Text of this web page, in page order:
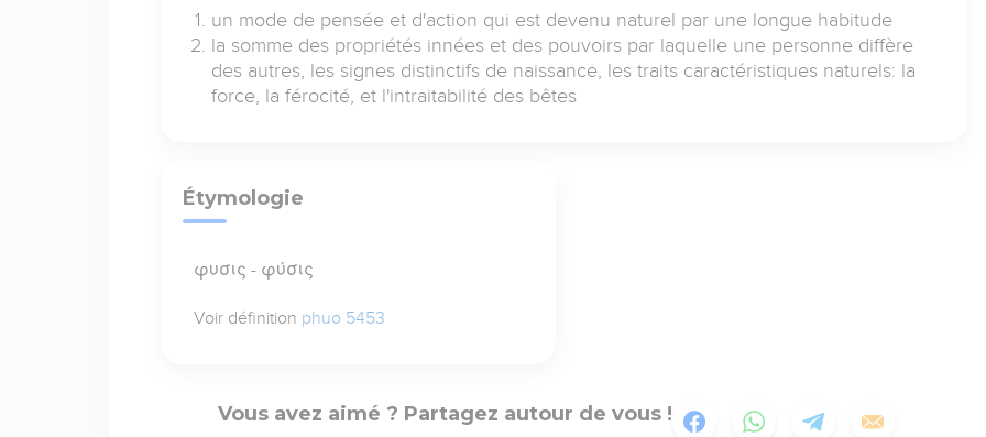
un mode de pensée et d'action qui est devenu naturel par une longue habitude
la somme des propriétés innées et des pouvoirs par laquelle une personne diffère
des autres, les signes distinctifs de naissance, les traits caractéristiques naturels: la
force, la férocité, et l'intraitabilité des bêtes
Étymologie
φυσις - φύσις
Voir définition phuo 5453
Vous avez aimé ? Partagez autour de vous !